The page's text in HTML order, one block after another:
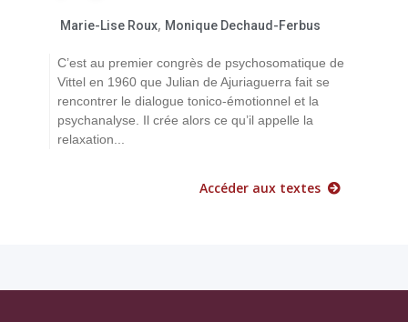
Marie-Lise Roux, Monique Dechaud-Ferbus
C’est au premier congrès de psychosomatique de
Vittel en 1960 que Julian de Ajuriaguerra fait se
rencontrer le dialogue tonico-émotionnel et la
psychanalyse. Il crée alors ce qu’il appelle la
relaxation...
Accéder aux textes